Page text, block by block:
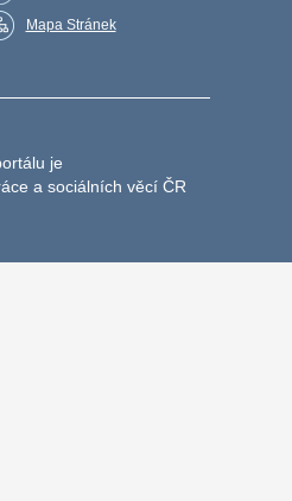
Mapa Stránek
je
a sociálních věcí ČR